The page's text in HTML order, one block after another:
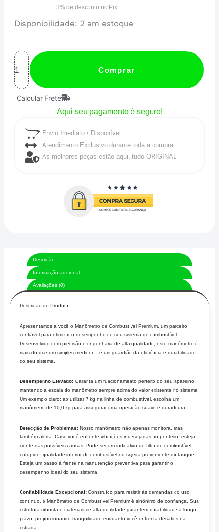
3% de desconto no Pix
Disponibilidade: 2 em estoque
MANÔMETRO
COMBUSTÍVEL
60mm
MECÂNICO
10kg
CRONOMAC
Comprar
Calcular Frete
Aqui seu pagamento é seguro!
Envio Imediato • Disponível
Atendimento Exclusivo durante toda a compra.
As melhores peças estão aqui, tudo ORIGINAL
Descrição
Informação adicional
Avaliações (0)
Descrição do Produto
Apresentamos a você o Manômetro de Combustível Premium, um parceiro
confiável para otimizar o desempenho do seu sistema de combustível.
Desenvolvido com precisão e engenharia de alta qualidade, este manômetro é
mais do que um simples medidor – é um guardião da eficiência e durabilidade
do seu sistema.
Desempenho Elevado: Garanta um funcionamento perfeito do seu aparelho
mantendo a escala do manômetro sempre acima do valor existente no sistema.
Um exemplo claro: ao utilizar 7 kg na linha de combustível, escolha um
manômetro de 10,0 kg para assegurar uma operação suave e duradoura.
Detecção de Problemas: Nosso manômetro não apenas monitora, mas
também alerta. Caso você enfrente vibrações indesejadas no ponteiro, esteja
ciente das possíveis causas. Pode ser um indicativo de filtro de combustível
entupido, qualidade inferior do combustível ou sujeira proveniente do tanque.
Esteja um passo à frente na manutenção preventiva para garantir o
desempenho ideal do seu sistema.
Confiabilidade Excepcional: Construído para resistir às demandas do uso
contínuo, o Manômetro de Combustível Premium é sinônimo de confiança. Sua
estrutura robusta e materiais de alta qualidade garantem durabilidade a longo
prazo, proporcionando tranquilidade enquanto você enfrenta desafios na
estrada.